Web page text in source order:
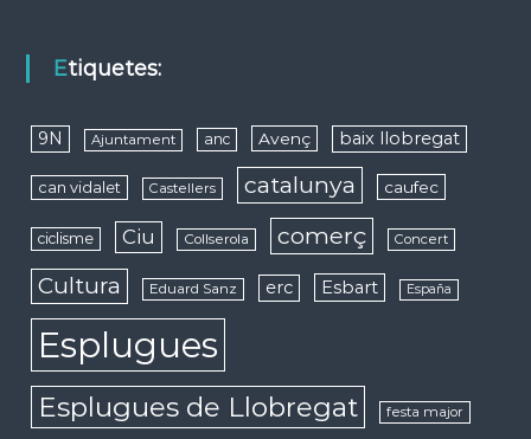
Etiquetes:
9N Ajuntament anc Avenç baix llobregat
can vidalet Castellers catalunya caufec
ciclisme Ciu Collserola comerç Concert
Cultura Eduard Sanz erc Esbart España
Esplugues
Esplugues de Llobregat festa major